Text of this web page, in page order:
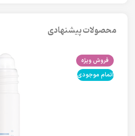
محصولات پیشنهادی
فروش ویژه
اتمام موجودی